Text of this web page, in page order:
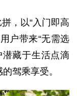
，以“入门即高
户带来“无需选
潜藏于生活点滴
驾乘享受。